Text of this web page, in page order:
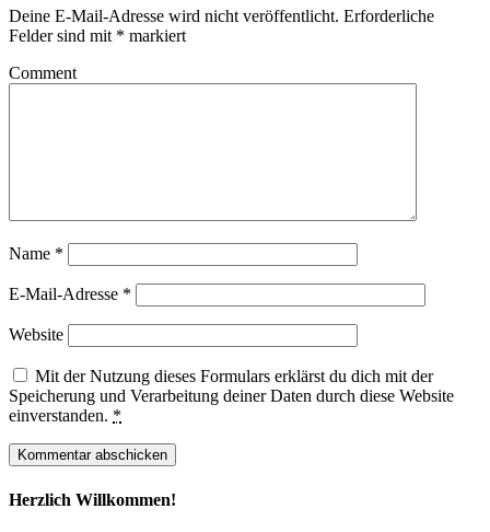
Deine E-Mail-Adresse wird nicht veröffentlicht. Erforderliche
Felder sind mit * markiert
Comment
Name *
E-Mail-Adresse *
Website
Mit der Nutzung dieses Formulars erklärst du dich mit der
Speicherung und Verarbeitung deiner Daten durch diese Website
einverstanden. *
Herzlich Willkommen!